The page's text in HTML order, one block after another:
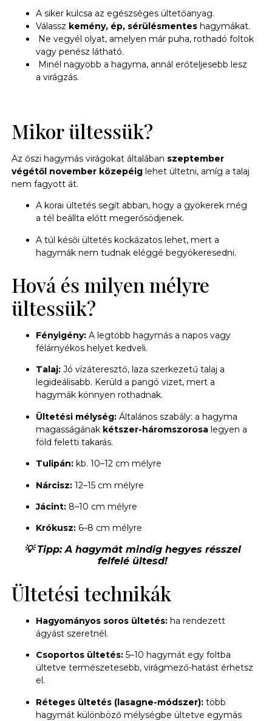
A siker kulcsa az egészséges ültetőanyag.
Válassz kemény, ép, sérülésmentes hagymákat.
Ne vegyél olyat, amelyen már puha, rothadó foltok
vagy penész látható.
Minél nagyobb a hagyma, annál erőteljesebb lesz
a virágzás.
Mikor ültessük?
Az őszi hagymás virágokat általában szeptember
végétől november közepéig lehet ültetni, amíg a talaj
nem fagyott át.
A korai ültetés segít abban, hogy a gyökerek még
a tél beállta előtt megerősödjenek.
A túl késői ültetés kockázatos lehet, mert a
hagymák nem tudnak eléggé begyökeresedni.
Hová és milyen mélyre
ültessük?
Fényigény: A legtöbb hagymás a napos vagy
félárnyékos helyet kedveli.
Talaj: Jó vízáteresztő, laza szerkezetű talaj a
legideálisabb. Kerüld a pangó vizet, mert a
hagymák könnyen rothadnak.
Ültetési mélység: Általános szabály: a hagyma
magasságának kétszer-háromszorosa legyen a
föld feletti takarás.
Tulipán: kb. 10–12 cm mélyre
Nárcisz: 12–15 cm mélyre
Jácint: 8–10 cm mélyre
Krókusz: 6–8 cm mélyre
💡 Tipp: A hagymát mindig hegyes résszel
felfelé ültesd!
Ültetési technikák
Hagyományos soros ültetés: ha rendezett
ágyást szeretnél.
Csoportos ültetés: 5–10 hagymát egy foltba
ültetve természetesebb, virágmező-hatást érhetsz
el.
Réteges ültetés (lasagne-módszer): több
hagymát különböző mélységbe ültetve egymás